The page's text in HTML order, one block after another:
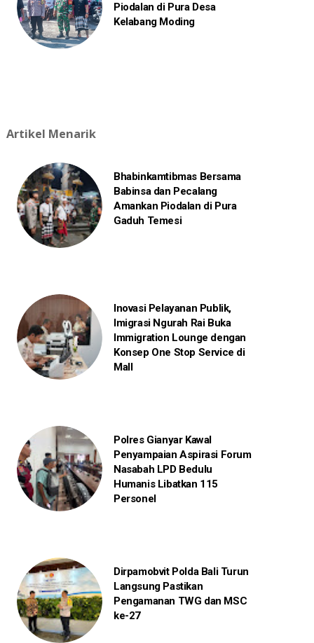
Piodalan di Pura Desa
Kelabang Moding
Artikel Menarik
Bhabinkamtibmas Bersama
Babinsa dan Pecalang
Amankan Piodalan di Pura
Gaduh Temesi
Inovasi Pelayanan Publik,
Imigrasi Ngurah Rai Buka
Immigration Lounge dengan
Konsep One Stop Service di
Mall
Polres Gianyar Kawal
Penyampaian Aspirasi Forum
Nasabah LPD Bedulu
Humanis Libatkan 115
Personel
Dirpamobvit Polda Bali Turun
Langsung Pastikan
Pengamanan TWG dan MSC
ke-27